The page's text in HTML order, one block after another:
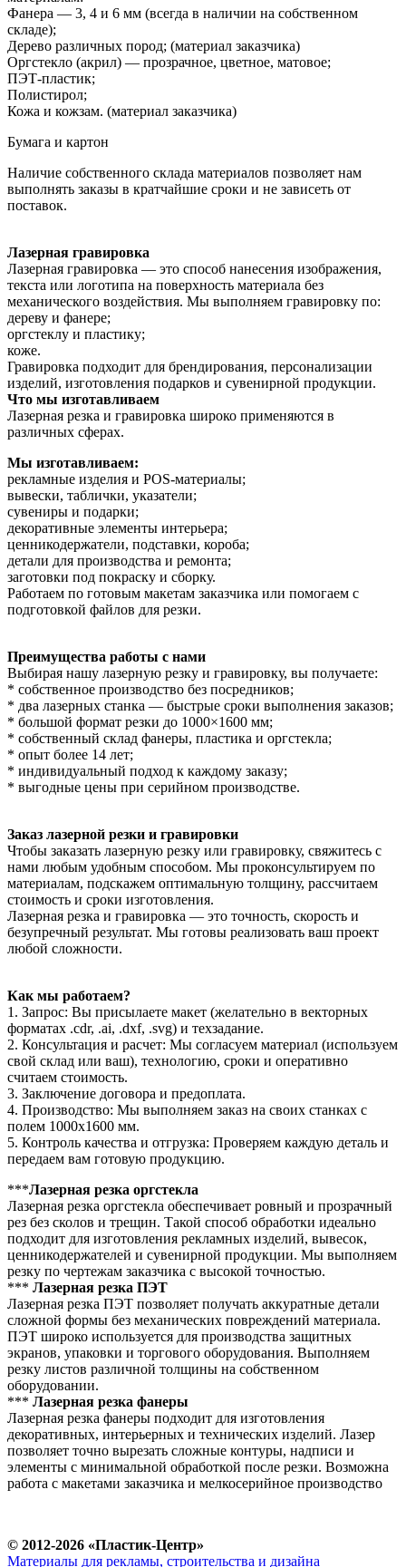
Фанера — 3, 4 и 6 мм (всегда в наличии на собственном
складе);
Дерево различных пород; (материал заказчика)
Оргстекло (акрил) — прозрачное, цветное, матовое;
ПЭТ-пластик;
Полистирол;
Кожа и кожзам. (материал заказчика)
Бумага и картон
Наличие собственного склада материалов позволяет нам
выполнять заказы в кратчайшие сроки и не зависеть от
поставок.
Лазерная гравировка
Лазерная гравировка — это способ нанесения изображения,
текста или логотипа на поверхность материала без
механического воздействия. Мы выполняем гравировку по:
дереву и фанере;
оргстеклу и пластику;
коже.
Гравировка подходит для брендирования, персонализации
изделий, изготовления подарков и сувенирной продукции.
Что мы изготавливаем
Лазерная резка и гравировка широко применяются в
различных сферах.
Мы изготавливаем:
рекламные изделия и POS-материалы;
вывески, таблички, указатели;
сувениры и подарки;
декоративные элементы интерьера;
ценникодержатели, подставки, короба;
детали для производства и ремонта;
заготовки под покраску и сборку.
Работаем по готовым макетам заказчика или помогаем с
подготовкой файлов для резки.
Преимущества работы с нами
Выбирая нашу лазерную резку и гравировку, вы получаете:
* собственное производство без посредников;
* два лазерных станка — быстрые сроки выполнения заказов;
* большой формат резки до 1000×1600 мм;
* собственный склад фанеры, пластика и оргстекла;
* опыт более 14 лет;
* индивидуальный подход к каждому заказу;
* выгодные цены при серийном производстве.
Заказ лазерной резки и гравировки
Чтобы заказать лазерную резку или гравировку, свяжитесь с
нами любым удобным способом. Мы проконсультируем по
материалам, подскажем оптимальную толщину, рассчитаем
стоимость и сроки изготовления.
Лазерная резка и гравировка — это точность, скорость и
безупречный результат. Мы готовы реализовать ваш проект
любой сложности.
Как мы работаем?
1. Запрос: Вы присылаете макет (желательно в векторных
форматах .cdr, .ai, .dxf, .svg) и техзадание.
2. Консультация и расчет: Мы согласуем материал (используем
свой склад или ваш), технологию, сроки и оперативно
считаем стоимость.
3. Заключение договора и предоплата.
4. Производство: Мы выполняем заказ на своих станках с
полем 1000x1600 мм.
5. Контроль качества и отгрузка: Проверяем каждую деталь и
передаем вам готовую продукцию.
***Лазерная резка оргстекла
Лазерная резка оргстекла обеспечивает ровный и прозрачный
рез без сколов и трещин. Такой способ обработки идеально
подходит для изготовления рекламных изделий, вывесок,
ценникодержателей и сувенирной продукции. Мы выполняем
резку по чертежам заказчика с высокой точностью.
*** Лазерная резка ПЭТ
Лазерная резка ПЭТ позволяет получать аккуратные детали
сложной формы без механических повреждений материала.
ПЭТ широко используется для производства защитных
экранов, упаковки и торгового оборудования. Выполняем
резку листов различной толщины на собственном
оборудовании.
*** Лазерная резка фанеры
Лазерная резка фанеры подходит для изготовления
декоративных, интерьерных и технических изделий. Лазер
позволяет точно вырезать сложные контуры, надписи и
элементы с минимальной обработкой после резки. Возможна
работа с макетами заказчика и мелкосерийное производство
© 2012-2026 «Пластик-Центр»
Материалы для рекламы, строительства и дизайна